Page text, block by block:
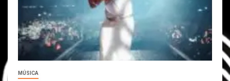
MÚSICA